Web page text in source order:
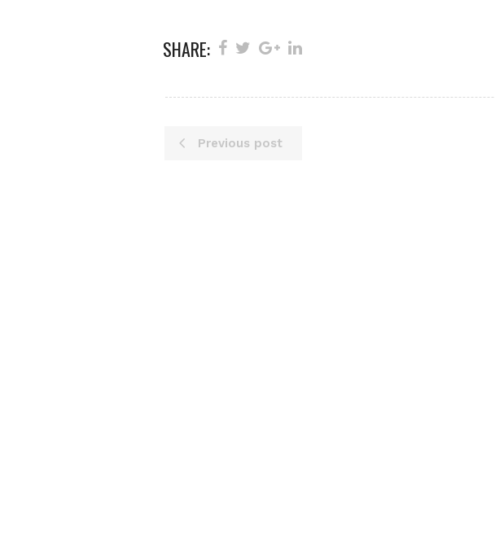
SHARE:
Previous post